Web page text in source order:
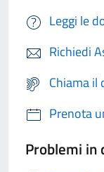
Leggi le
Richiedi
Chiama il
Prenota
Problemi in